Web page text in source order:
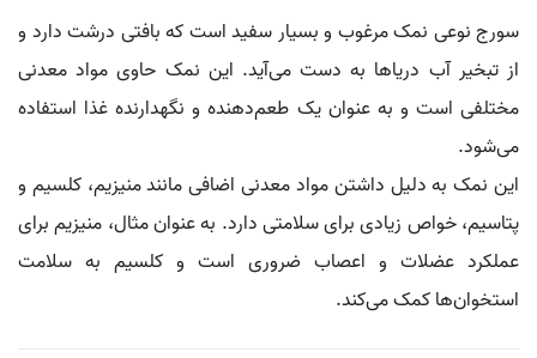
سورج نوعی نمک مرغوب و بسیار سفید است که بافتی درشت دارد و
از تبخیر آب دریاها به دست می‌آید. این نمک حاوی مواد معدنی
مختلفی است و به عنوان یک طعم‌دهنده و نگهدارنده غذا استفاده
می‌شود.
این نمک به دلیل داشتن مواد معدنی اضافی مانند منیزیم، کلسیم و
پتاسیم، خواص زیادی برای سلامتی دارد. به عنوان مثال، منیزیم برای
عملکرد عضلات و اعصاب ضروری است و کلسیم به سلامت
استخوان‌ها کمک می‌کند.